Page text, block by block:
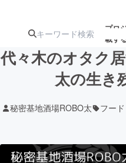
プロ
載す
ジェクト
ターン
ジェクト
アート・写真
代々木のオタク
太の生き
秘密基地酒場ROBO太 フー